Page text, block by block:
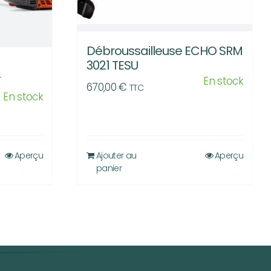
En stock
Aperçu
Débroussailleuse ECHO SRM
3021 TESU
670,00€ TTC En stock
Ajouter au
panier
Aperçu